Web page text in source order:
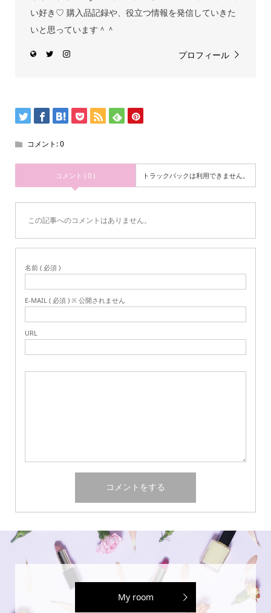
い好き♡ 購入品記録や、役立つ情報を発信していきた
いと思っています＾＾
プロフィール
コメント:0
コメント ( 0 ) トラックバックは利用できません。
この記事へのコメントはありません。
名前 ( 必須 )
E-MAIL ( 必須 ) ※ 公開されません
URL
My room